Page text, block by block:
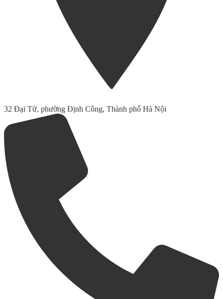
32 Đại Từ, phường Định Công, Thành phố Hà Nội